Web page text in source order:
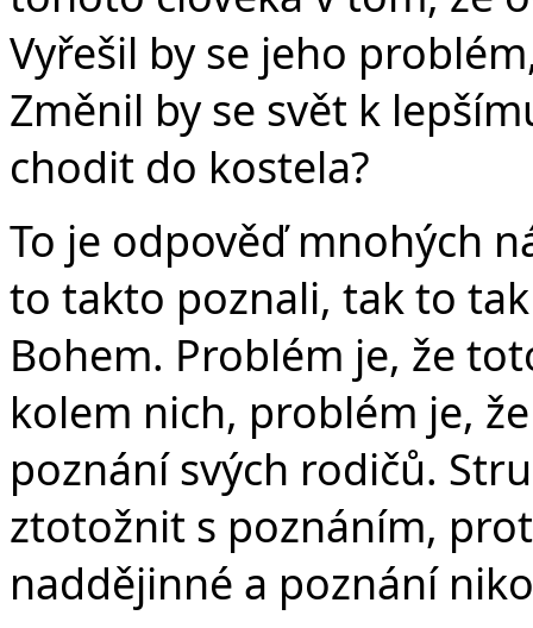
Vyřešil by se jeho
Změnil by se svět k
chodit do kostela?
To je odpověď mnohých
to takto poznali, tak to
Bohem. Problém je, že
kolem nich, problém je,
poznání svých rodičů.
ztotožnit s poznáním,
naddějinné a poznání